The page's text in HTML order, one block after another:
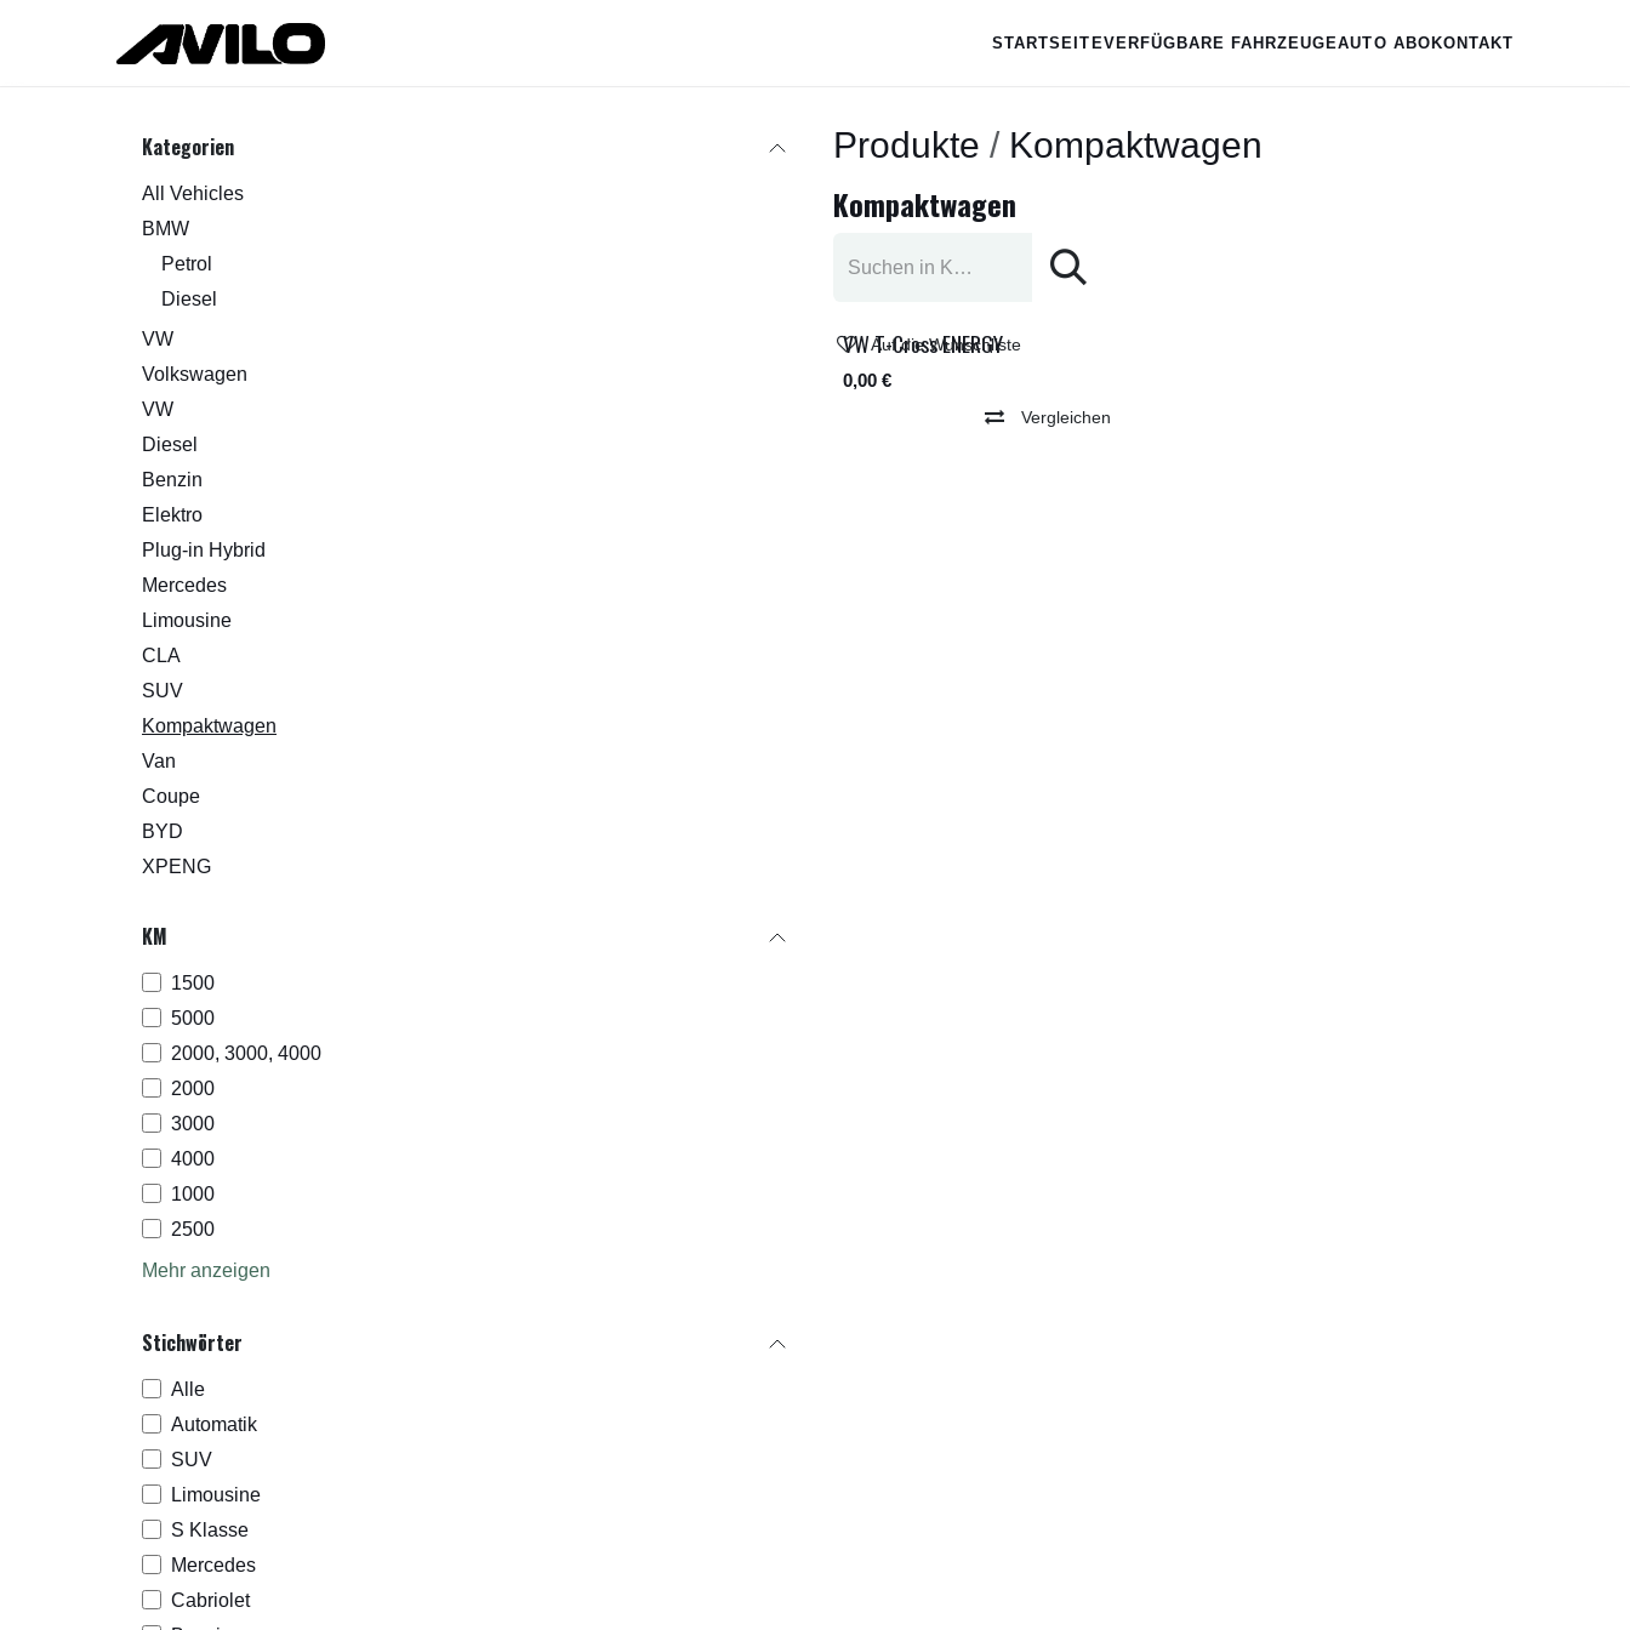
STARTSEITEVERFÜGBARE FAHRZEUGEAUTO ABOKONTAKT
Kategorien
All Vehicles
BMW
Petrol
Diesel
VW
Volkswagen
VW
Diesel
Benzin
Elektro
Plug-in Hybrid
Mercedes
Limousine
CLA
SUV
Kompaktwagen
Van
Coupe
BYD
XPENG
KM
1500
5000
2000, 3000, 4000
2000
3000
4000
1000
2500
Mehr anzeigen
Stichwörter
Alle
Automatik
SUV
Limousine
S Klasse
Mercedes
Cabriolet
Produkte Kompaktwagen
Kompaktwagen
Sofort Verfügbar
VW T-Cross ENERGY
0,00 €
Vergleichen
Auf die Wunschliste